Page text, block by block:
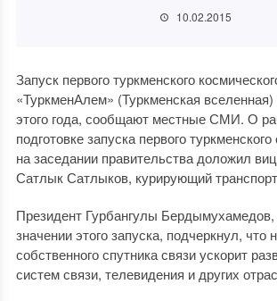
10.02.2015
Запуск первого туркменского
«ТуркменАлем» (Туркменская
этого года, сообщают местные СМИ. О
подготовке запуска первого
на заседании правительства доложил
Сатлык Сатлыков, курирующий
Президент Гурбангулы Бердымухамедов,
значении этого запуска, подчеркнул, что
собственного спутника связи ускорит
систем связи, телевидения и других